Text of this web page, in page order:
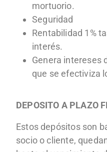
mortuorio.
Seguridad
Rentabilidad 1%
interés.
Genera intereses
que se efectiviza
DEPOSITO A PLAZO
Estos depósitos son
socio o cliente,